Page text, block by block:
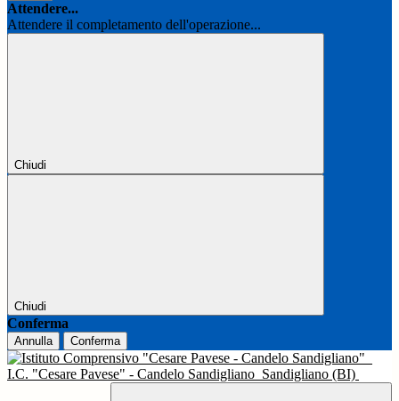
Attendere...
Attendere il completamento dell'operazione...
Chiudi
Chiudi
Conferma
Annulla Conferma
I.C. "Cesare Pavese" - Candelo Sandigliano Sandigliano (BI)